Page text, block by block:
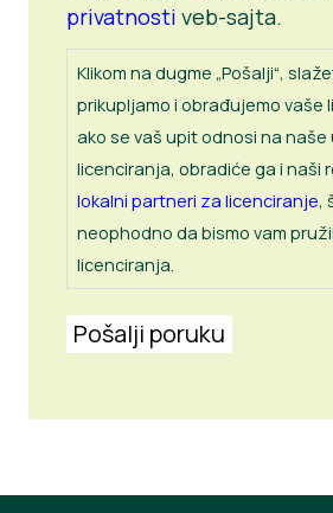
privatnosti veb-sajta.
Klikom na dugme „Pošalji“,
prikupljamo i obrađujemo vaše
ako se vaš upit odnosi na naše
licenciranja, obradiće ga i naši
lokalni partneri za licenciranje,
neophodno da bismo vam
licenciranja.
Pošalji poruku